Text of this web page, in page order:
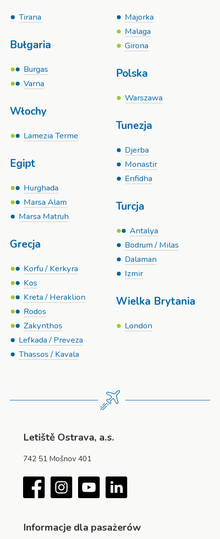
Tirana
Bułgaria
Burgas
Varna
Włochy
Lamezia Terme
Egipt
Hurghada
Marsa Alam
Marsa Matruh
Grecja
Korfu / Kerkyra
Kos
Kreta / Heraklion
Rodos
Zakynthos
Lefkada / Preveza
Thassos / Kavala
Majorka
Malaga
Girona
Polska
Warszawa
Tunezja
Djerba
Monastir
Enfidha
Turcja
Antalya
Bodrum / Milas
Dalaman
Izmir
Wielka Brytania
London
Letiště Ostrava, a.s.
742 51 Mošnov 401
FacebookInstagramYouTubeLinkedIn
Informacje dla pasażerów